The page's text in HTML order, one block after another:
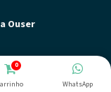
Ouser
0
WhatsApp